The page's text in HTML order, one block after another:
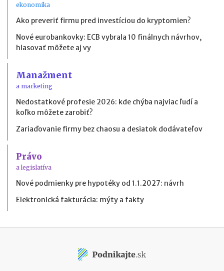
ekonomika
Ako preveriť firmu pred investíciou do kryptomien?
Nové eurobankovky: ECB vybrala 10 finálnych návrhov,
hlasovať môžete aj vy
Manažment
a marketing
Nedostatkové profesie 2026: kde chýba najviac ľudí a
koľko môžete zarobiť?
Zariaďovanie firmy bez chaosu a desiatok dodávateľov
Právo
a legislatíva
Nové podmienky pre hypotéky od 1.1.2027: návrh
Elektronická fakturácia: mýty a fakty